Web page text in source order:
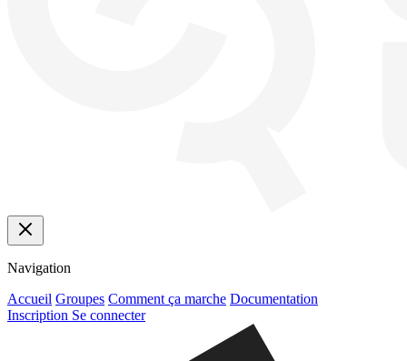
Navigation
Accueil Groupes Comment ça marche Documentation
Inscription Se connecter